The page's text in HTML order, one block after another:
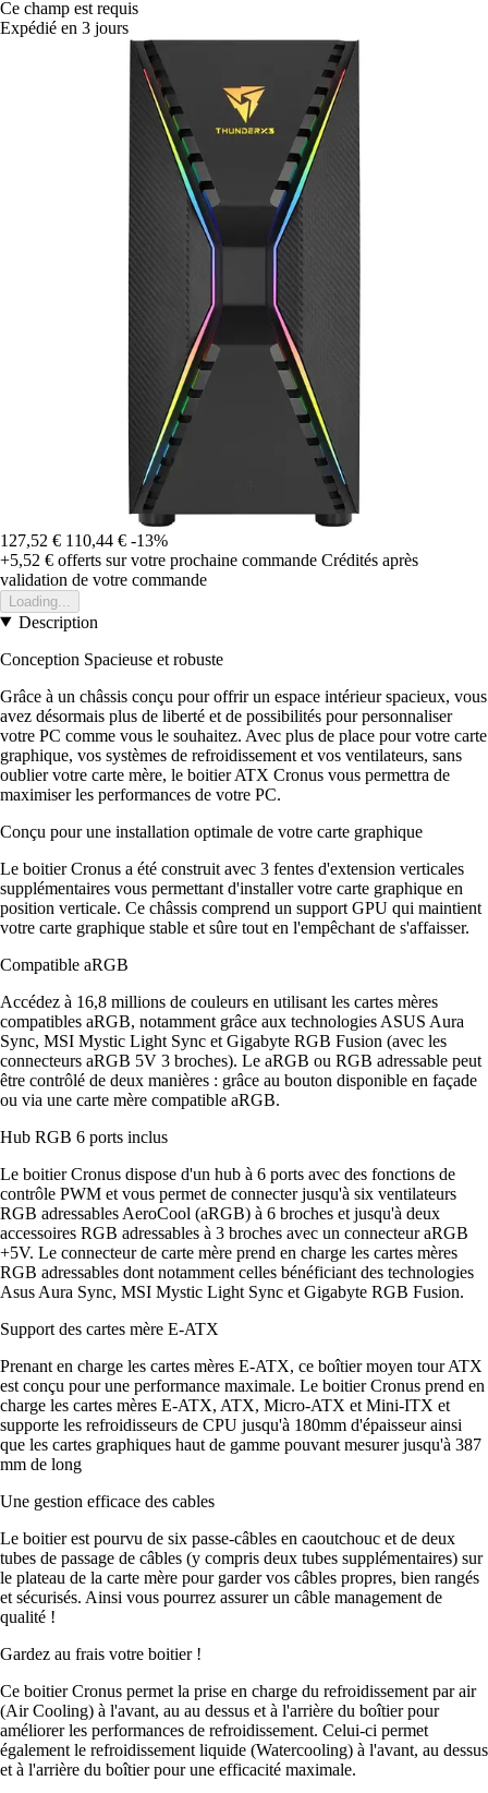
Ce champ est requis
Expédié en 3 jours
127,52 € 110,44 € -13%
+5,52 € offerts sur votre prochaine commande Crédités après
validation de votre commande
Loading...
Description
Conception Spacieuse et robuste
Grâce à un châssis conçu pour offrir un espace intérieur spacieux, vous
avez désormais plus de liberté et de possibilités pour personnaliser
votre PC comme vous le souhaitez. Avec plus de place pour votre carte
graphique, vos systèmes de refroidissement et vos ventilateurs, sans
oublier votre carte mère, le boitier ATX Cronus vous permettra de
maximiser les performances de votre PC.
Conçu pour une installation optimale de votre carte graphique
Le boitier Cronus a été construit avec 3 fentes d'extension verticales
supplémentaires vous permettant d'installer votre carte graphique en
position verticale. Ce châssis comprend un support GPU qui maintient
votre carte graphique stable et sûre tout en l'empêchant de s'affaisser.
Compatible aRGB
Accédez à 16,8 millions de couleurs en utilisant les cartes mères
compatibles aRGB, notamment grâce aux technologies ASUS Aura
Sync, MSI Mystic Light Sync et Gigabyte RGB Fusion (avec les
connecteurs aRGB 5V 3 broches). Le aRGB ou RGB adressable peut
être contrôlé de deux manières : grâce au bouton disponible en façade
ou via une carte mère compatible aRGB.
Hub RGB 6 ports inclus
Le boitier Cronus dispose d'un hub à 6 ports avec des fonctions de
contrôle PWM et vous permet de connecter jusqu'à six ventilateurs
RGB adressables AeroCool (aRGB) à 6 broches et jusqu'à deux
accessoires RGB adressables à 3 broches avec un connecteur aRGB
+5V. Le connecteur de carte mère prend en charge les cartes mères
RGB adressables dont notamment celles bénéficiant des technologies
Asus Aura Sync, MSI Mystic Light Sync et Gigabyte RGB Fusion.
Support des cartes mère E-ATX
Prenant en charge les cartes mères E-ATX, ce boîtier moyen tour ATX
est conçu pour une performance maximale. Le boitier Cronus prend en
charge les cartes mères E-ATX, ATX, Micro-ATX et Mini-ITX et
supporte les refroidisseurs de CPU jusqu'à 180mm d'épaisseur ainsi
que les cartes graphiques haut de gamme pouvant mesurer jusqu'à 387
mm de long
Une gestion efficace des cables
Le boitier est pourvu de six passe-câbles en caoutchouc et de deux
tubes de passage de câbles (y compris deux tubes supplémentaires) sur
le plateau de la carte mère pour garder vos câbles propres, bien rangés
et sécurisés. Ainsi vous pourrez assurer un câble management de
qualité !
Gardez au frais votre boitier !
Ce boitier Cronus permet la prise en charge du refroidissement par air
(Air Cooling) à l'avant, au au dessus et à l'arrière du boîtier pour
améliorer les performances de refroidissement. Celui-ci permet
également le refroidissement liquide (Watercooling) à l'avant, au dessus
et à l'arrière du boîtier pour une efficacité maximale.